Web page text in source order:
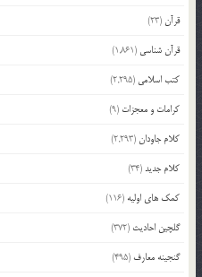
قرآن(23)
قرآن شناسی (1,861)
کتب اسلامی (2,295)
کرامات و معجزات (9)
کلام جاودان(2,293)
کلام جدید(34)
کمک های اولیه (116)
گلچین احادیث (372)
گنجینه معارف (495)